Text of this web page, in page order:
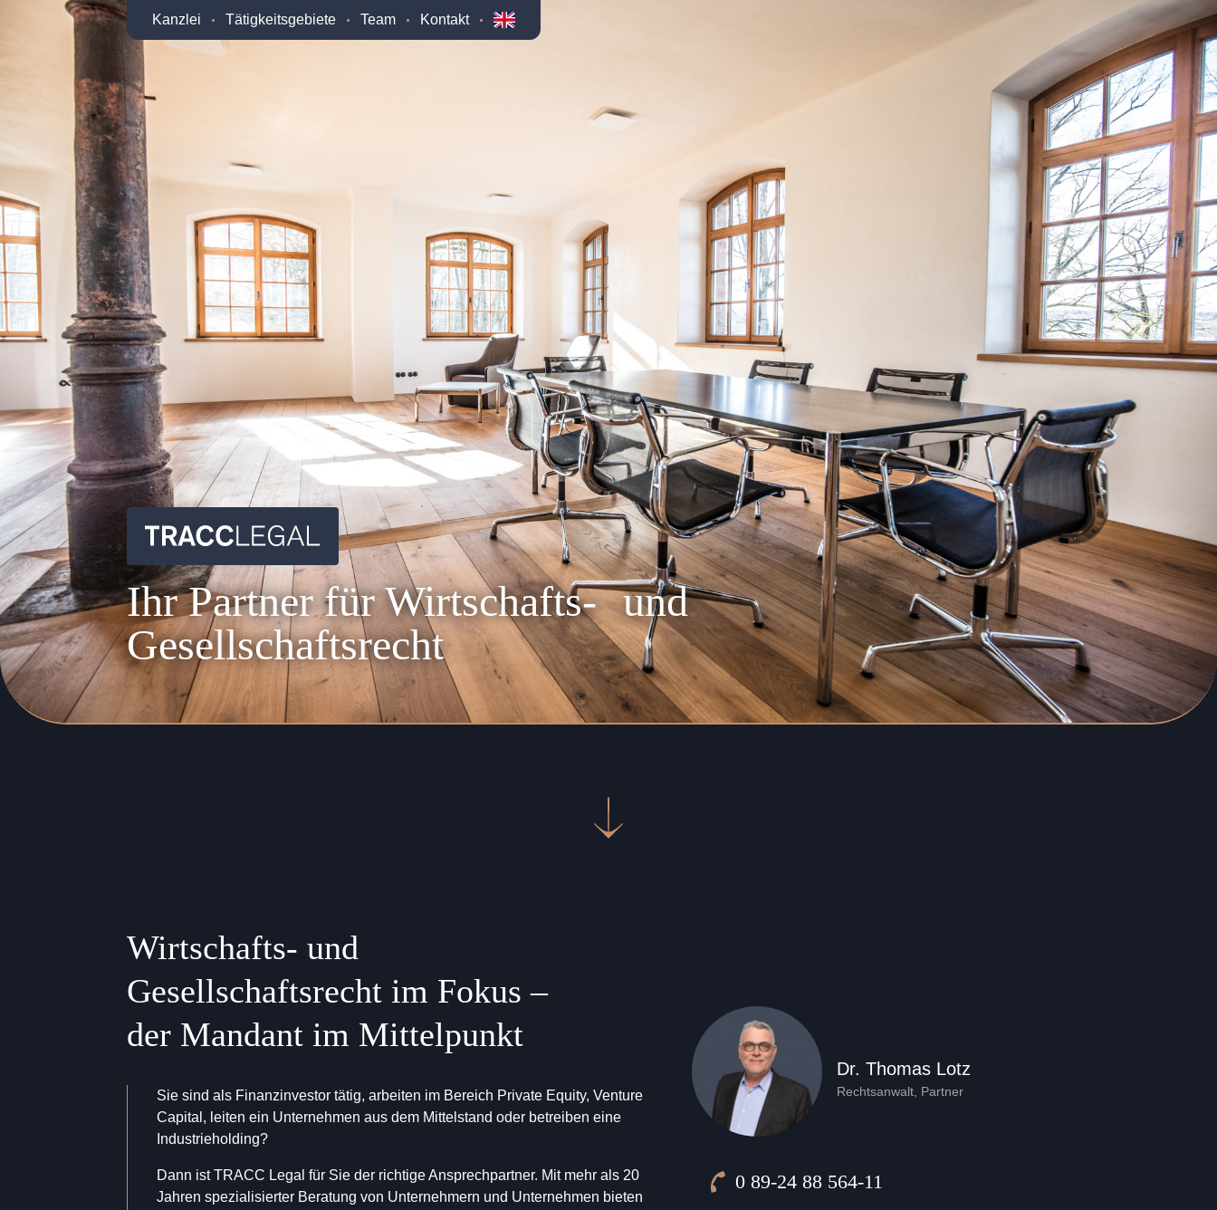
Kanzlei Tätigkeitsgebiete Team Kontakt
TRACC Legal
Ihr Partner für Wirtschafts- und
Gesellschaftsrecht
Wirtschafts- und
Gesellschaftsrecht im Fokus –
der Mandant im Mittelpunkt
Sie sind als Finanzinvestor tätig, arbeiten im Bereich Private Equity, Venture
Capital, leiten ein Unternehmen aus dem Mittelstand oder betreiben eine
Industrieholding?
Dann ist TRACC Legal für Sie der richtige Ansprechpartner. Mit mehr als 20
Jahren spezialisierter Beratung von Unternehmern und Unternehmen bieten
Dr. Thomas Lotz
Rechtsanwalt, Partner
Telefon:
0 89-24 88 564-11